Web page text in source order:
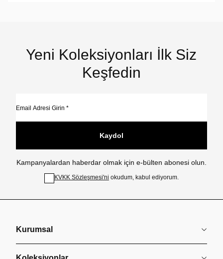
Yeni Koleksiyonları İlk Siz
Keşfedin
Kaydol
Kampanyalardan haberdar olmak için e-bülten abonesi olun.
KVKK Sözleşmesi'ni okudum, kabul ediyorum.
Kurumsal